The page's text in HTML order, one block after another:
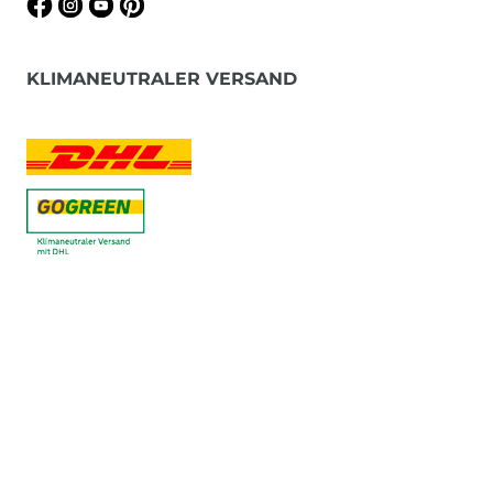
KLIMANEUTRALER VERSAND